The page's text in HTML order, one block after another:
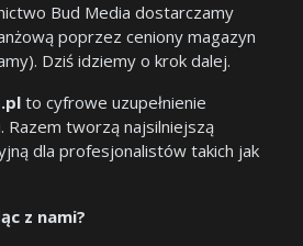
Bud Media dostarczamy
poprzez ceniony magazyn
Dziś idziemy o krok dalej.
to cyfrowe uzupełnienie
Razem tworzą najsilniejszą
dla profesjonalistów takich jak
z nami?